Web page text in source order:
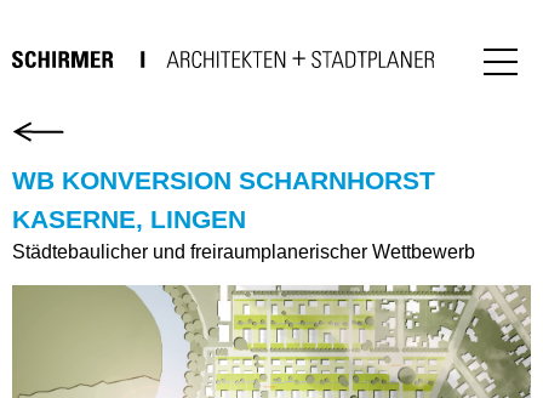
WB KONVERSION SCHARNHORST
KASERNE, LINGEN
Städtebaulicher und freiraumplanerischer Wettbewerb